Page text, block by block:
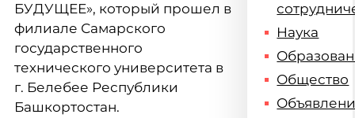
БУДУЩЕЕ», который прошел в
филиале Самарского
государственного
технического университета в
г. Белебее Республики
Башкортостан.
Наука
Общество